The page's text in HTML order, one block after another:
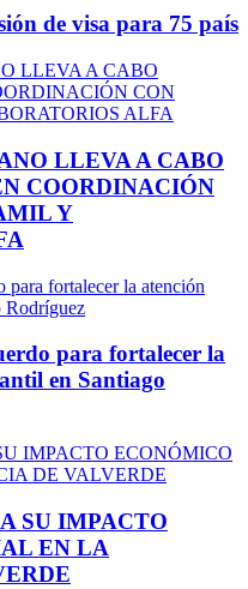
de visa para 75 país
LLEVA A CABO
COORDINACIÓN
Y
para fortalecer la
en Santiago
SU IMPACTO
EN LA